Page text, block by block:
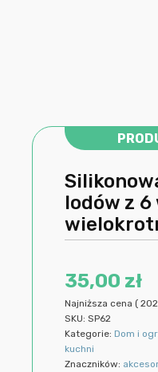
lodów z
35,00 zł
Najniższa cena (
SKU: SP62
Kategorie: Dom i
kuchni
Znaczników: